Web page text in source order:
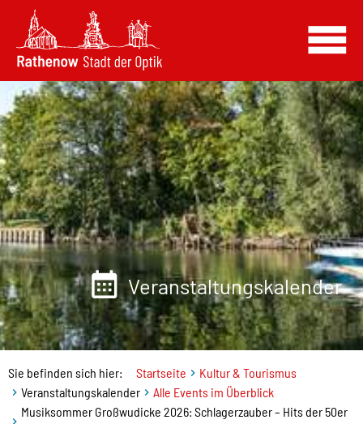
Veranstaltungskalender
Sie befinden sich hier: Startseite
Kultur & Tourismus
Veranstaltungskalender
Alle Events im Überblick
Musiksommer Großwudicke 2026: Schlagerzauber – Hits der 50er